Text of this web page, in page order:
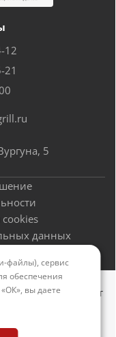
12
21
5
данных
официальный сайт
файлы), сервис
обеспечения
вы даете